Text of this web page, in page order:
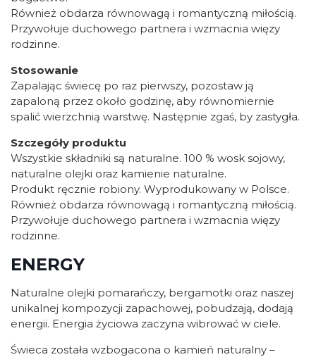
Również obdarza równowagą i romantyczną miłością.
Przywołuje duchowego partnera i wzmacnia więzy
rodzinne.
Stosowanie
Zapalając świecę po raz pierwszy, pozostaw ją
zapaloną przez około godzinę, aby równomiernie
spalić wierzchnią warstwę. Następnie zgaś, by zastygła.
Szczegóły produktu
Wszystkie składniki są naturalne. 100 % wosk sojowy,
naturalne olejki oraz kamienie naturalne.
Produkt ręcznie robiony. Wyprodukowany w Polsce.
Również obdarza równowagą i romantyczną miłością.
Przywołuje duchowego partnera i wzmacnia więzy
rodzinne.
ENERGY
Naturalne olejki pomarańczy, bergamotki oraz naszej
unikalnej kompozycji zapachowej, pobudzają, dodają
energii. Energia życiowa zaczyna wibrować w ciele.
Świeca została wzbogacona o kamień naturalny –